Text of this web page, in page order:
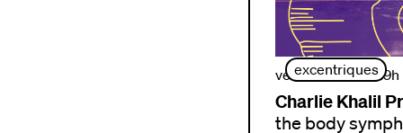
excentriques
vendredi 2 oct. | 19h
Charlie Khalil
the body